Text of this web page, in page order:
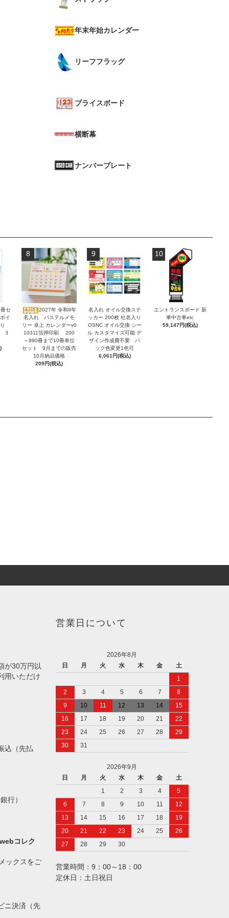
年末年始カレンダー
リーフフラッグ
プライスボード
横断幕
ナンバープレート
セ
イ
り
３
8
2027年 令和9年
名入れ パステルメモ
リー 卓上 カレンダーv0
10311箔押印刷 200
～990冊まで10冊単位
セット 9月までの販売
10月納品価格
209円(税込)
9
名入れ オイル交換ステ
ッカー 200枚 社名入り
OSNC オイル交換 シー
ル カスタマイズ可能 デ
ザイン作成費不要 バ
ック色変更1色可
6,061円(税込)
10
エントランスボード 新
車中古車etc
59,147円(税込)
が30万円以
用いただけ
込（先払
行）
コレク
ックスをご
ニ決済（先
営業日について
2026年8月
日
月 火 水 木 金
土
1
2
3 4 5 6 7
8
9
10 11 12 13 14
15
16
17 18 19 20 21
22
23
24 25 26 27 28
29
30
31
2026年9月
日
月 火 水 木 金
土
1
2 3 4
5
6
7 8 9 10 11
12
13
14 15 16 17 18
19
20
21 22 23 24 25
26
27
28 29 30
営業時間：9：00～18：00
定休日：土日祝日